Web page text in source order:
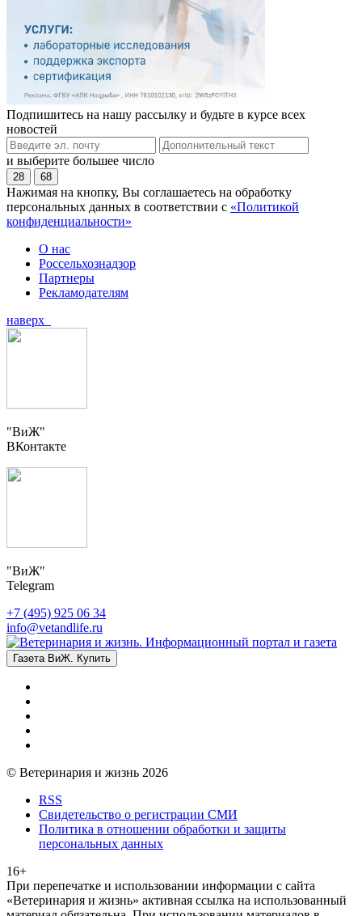
Подпишитесь на нашу рассылку и будьте в курсе всех
новостей
и выберите большее число
28 68
Нажимая на кнопку, Вы соглашаетесь на обработку
персональных данных в соответствии с «Политикой
конфиденциальности»
О нас
Россельхознадзор
Партнеры
Рекламодателям
наверх
"ВиЖ"
ВКонтакте
"ВиЖ"
Telegram
+7 (495) 925 06 34
info@vetandlife.ru
Газета ВиЖ. Купить
© Ветеринария и жизнь 2026
RSS
Свидетельство о регистрации СМИ
Политика в отношении обработки и защиты
персональных данных
16+
При перепечатке и использовании информации с сайта
«Ветеринария и жизнь» активная ссылка на использованный